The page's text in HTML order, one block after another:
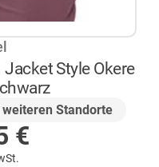
Style Okere
weiteren Standorte
€